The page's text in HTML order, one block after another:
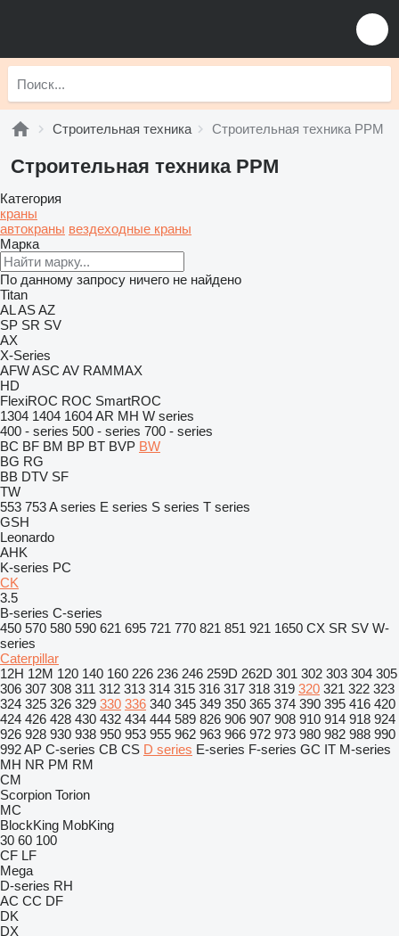
Строительная техника Строительная техника PPM
Строительная техника PPM
Категория
краны
автокраны вездеходные краны
Марка
По данному запросу ничего не найдено
Titan
ALASAZ
SP SR SV
AX
X-Series
AFWASC AV RAMMAX
HD
FlexiROC ROC SmartROC
1304 1404 1604AR MH W series
400 - series 500 - series 700 - series
BC BF BM BP BT BVP BW
BG RG
BB DTV SF
TW
553 753A series E series S series T series
GSH
Leonardo
AHK
K-series PC
CK
3.5
B-series C-series
450 570 580 590 621 695 721 770 821 851 921 1650 CX SR SV W-
series
Caterpillar
12H 12M 120 140 160 226 236 246 259D 262D 301 302 303 304 305
306 307 308 311 312 313 314 315 316 317 318 319 320 321 322 323
324 325 326 329 330 336 340 345 349 350 365 374 390 395 416 420
424 426 428 430 432 434 444 589 826 906 907 908 910 914 918 924
926 928 930 938 950 953 955 962 963 966 972 973 980 982 988 990
992AP C-series CB CS D series E-series F-series GC IT M-series
MH NR PM RM
CM
Scorpion Torion
MC
BlockKing MobKing
30 60 100
CF LF
Mega
D-series RH
AC CC DF
DK
DX